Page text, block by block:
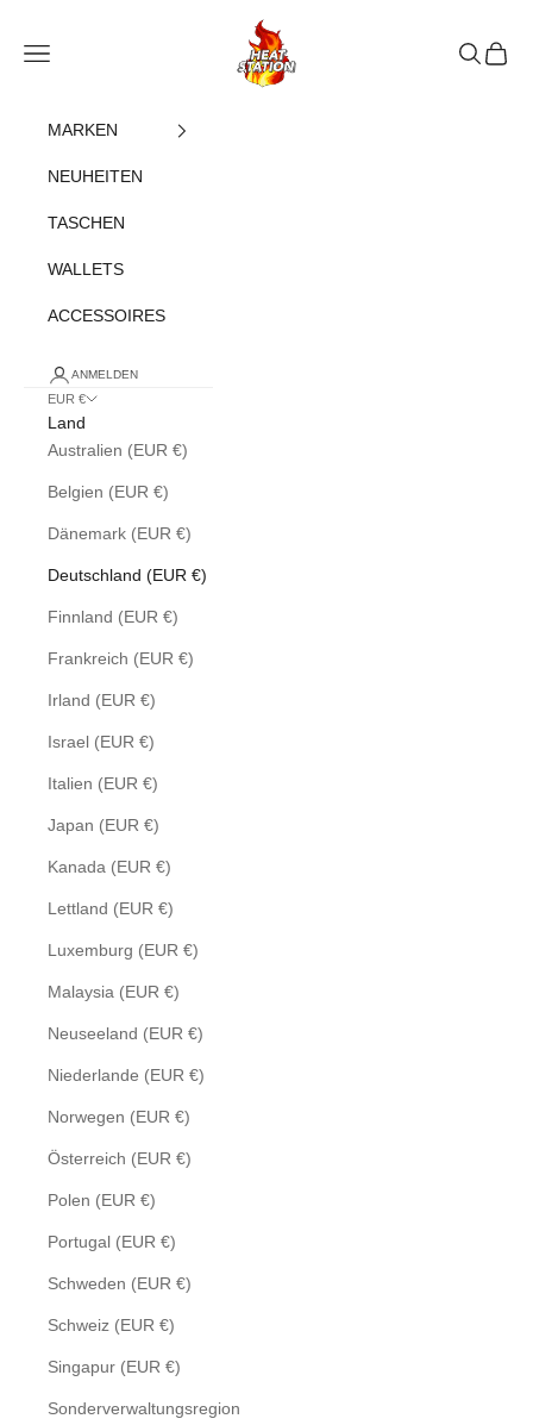
heatstation
Navigationsmenü öffnen
Suche
MARKEN
NEUHEITEN
TASCHEN
WALLETS
ACCESSOIRES
ANMELDEN
EUR €
Land
Australien (EUR €)
Belgien (EUR €)
Dänemark (EUR €)
Deutschland (EUR €)
Finnland (EUR €)
Frankreich (EUR €)
Irland (EUR €)
Israel (EUR €)
Italien (EUR €)
Japan (EUR €)
Kanada (EUR €)
Lettland (EUR €)
Luxemburg (EUR €)
Malaysia (EUR €)
Neuseeland (EUR €)
Niederlande (EUR €)
Norwegen (EUR €)
Österreich (EUR €)
Polen (EUR €)
Portugal (EUR €)
Schweden (EUR €)
Schweiz (EUR €)
Singapur (EUR €)
Sonderverwaltungsregion